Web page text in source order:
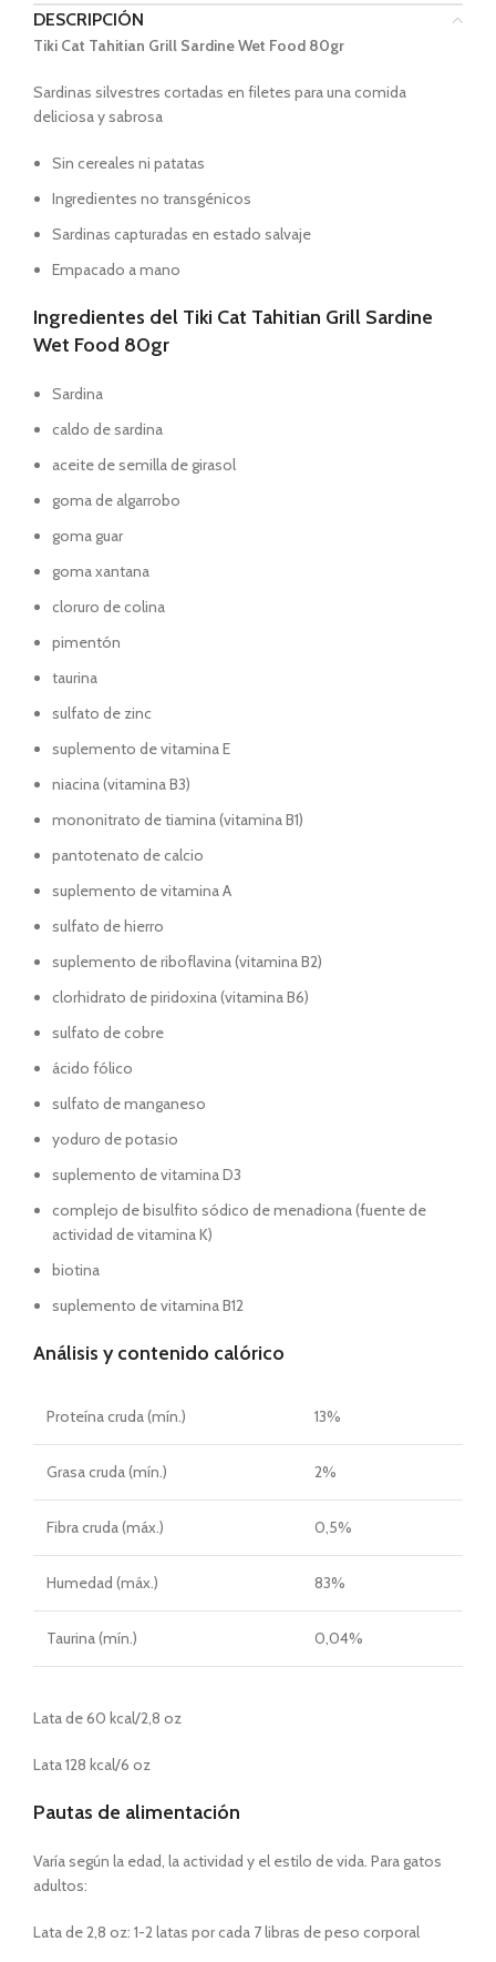
DESCRIPCIÓN
Tiki Cat Tahitian Grill Sardine Wet Food 80gr
Sardinas silvestres cortadas en filetes para una comida
deliciosa y sabrosa
Sin cereales ni patatas
Ingredientes no transgénicos
Sardinas capturadas en estado salvaje
Empacado a mano
Ingredientes del Tiki Cat Tahitian Grill Sardine
Wet Food 80gr
Sardina
caldo de sardina
aceite de semilla de girasol
goma de algarrobo
goma guar
goma xantana
cloruro de colina
pimentón
taurina
sulfato de zinc
suplemento de vitamina E
niacina (vitamina B3)
mononitrato de tiamina (vitamina B1)
pantotenato de calcio
suplemento de vitamina A
sulfato de hierro
suplemento de riboflavina (vitamina B2)
clorhidrato de piridoxina (vitamina B6)
sulfato de cobre
ácido fólico
sulfato de manganeso
yoduro de potasio
suplemento de vitamina D3
complejo de bisulfito sódico de menadiona (fuente de
actividad de vitamina K)
biotina
suplemento de vitamina B12
Análisis y contenido calórico
Proteína cruda (mín.) 13%
Grasa cruda (mín.) 2%
Fibra cruda (máx.) 0,5%
Humedad (máx.) 83%
Taurina (mín.) 0,04%
Lata de 60 kcal/2,8 oz
Lata 128 kcal/6 oz
Pautas de alimentación
Varía según la edad, la actividad y el estilo de vida. Para gatos
adultos:
Lata de 2,8 oz: 1-2 latas por cada 7 libras de peso corporal